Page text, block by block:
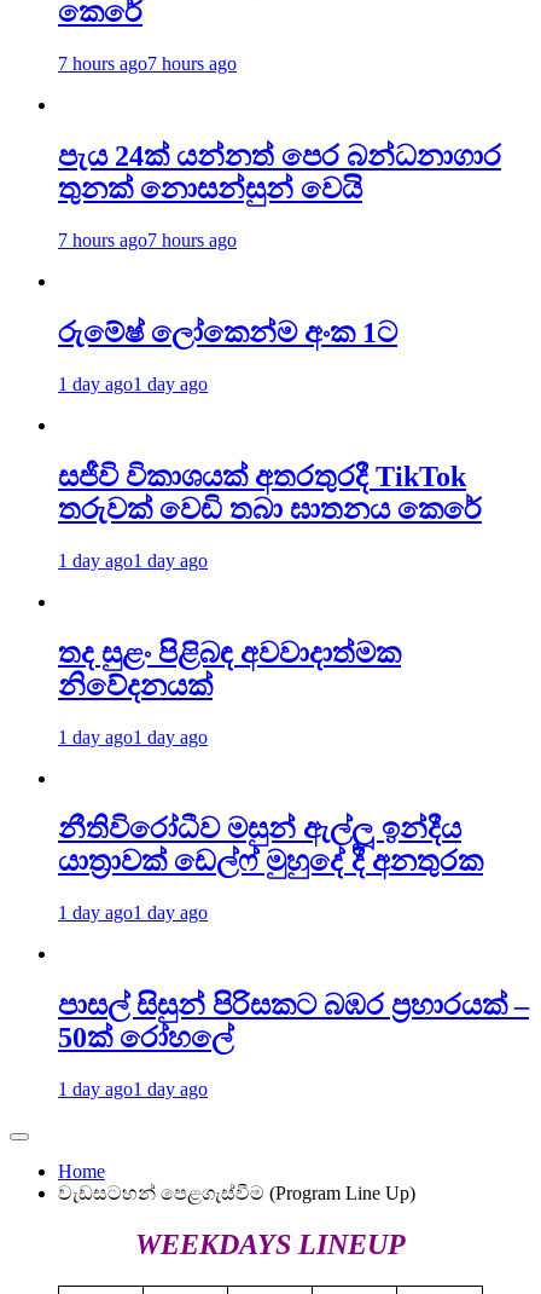
කෙරේ
7 hours ago7 hours ago
පැය 24ක් යන්නත් පෙර බන්ධනාගාර
තුනක් නොසන්සුන් වෙයි
7 hours ago7 hours ago
රුමේෂ් ලෝකෙන්ම අංක 1ට
1 day ago1 day ago
සජීවි විකාශයක් අතරතුරදී TikTok
තරුවක් වෙඩි තබා ඝාතනය කෙරේ
1 day ago1 day ago
තද සුළං පිළිබඳ අවවාදාත්මක
නිවේදනයක්
1 day ago1 day ago
නීතිවිරෝධීව මසුන් ඇල්ලූ ඉන්දීය
යාත්‍රාවක් ඩෙල්ෆ් මුහුදේ දී අනතුරක
1 day ago1 day ago
පාසල් සිසුන් පිරිසකට බඹර ප්‍රහාරයක් –
50ක් රෝහලේ
1 day ago1 day ago
Home
වැඩසටහන් පෙළගැස්වීම (Program Line Up)
WEEKDAYS LINEUP